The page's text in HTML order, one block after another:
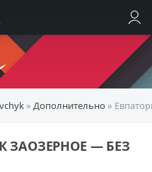
» Дополнительно »
ЗАОЗЕРНОЕ — БЕЗ